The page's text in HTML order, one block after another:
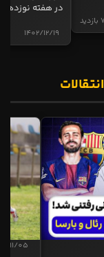
در هفته نوزدهم
1402/12/19
11/05